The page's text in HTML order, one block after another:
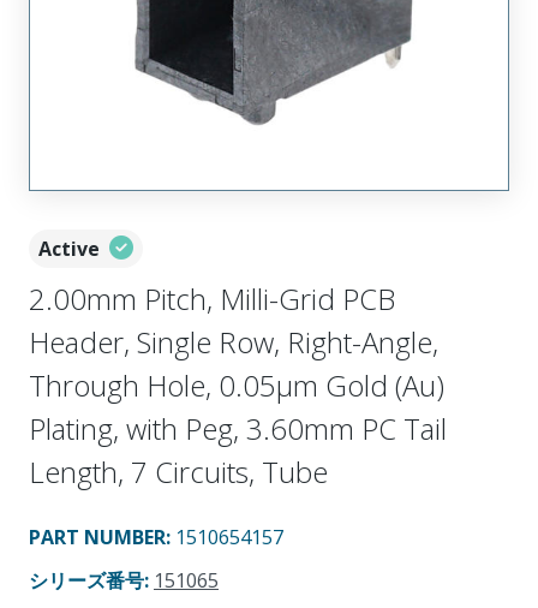
Active
2.00mm Pitch, Milli-Grid PCB
Header, Single Row, Right-Angle,
Through Hole, 0.05µm Gold (Au)
Plating, with Peg, 3.60mm PC Tail
Length, 7 Circuits, Tube
PART NUMBER: 1510654157
シリーズ番号: 151065